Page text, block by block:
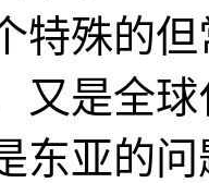
特殊的
又是全
东亚的